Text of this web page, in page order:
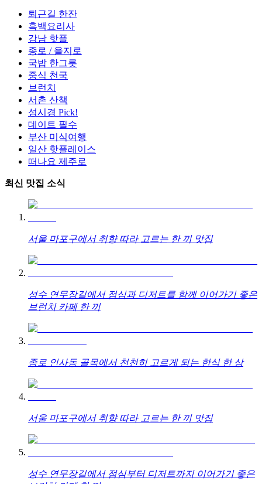
퇴근길 한잔
흑백요리사
강남 핫플
종로 / 을지로
국밥 한그릇
중식 천국
브런치
서촌 산책
성시경 Pick!
데이트 필수
부산 미식여행
일산 핫플레이스
떠나요 제주로
최신 맛집 소식
서울 마포구에서 취향 따라 고르는 한 끼 맛집
성수 연무장길에서 점심과 디저트를 함께 이어가기 좋은
브런치 카페 한 끼
종로 인사동 골목에서 천천히 고르게 되는 한식 한 상
서울 마포구에서 취향 따라 고르는 한 끼 맛집
성수 연무장길에서 점심부터 디저트까지 이어가기 좋은